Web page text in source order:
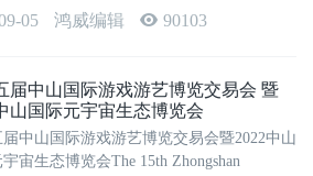
花卉产业成为世界上最具活力的产业之
05 鸿威编辑 90103
届中山国际游戏游艺博览交易会 暨
山国际元宇宙生态博览会
中山国际游戏游艺博览交易会暨2022中山
宇宙生态博览会The 15th Zhongshan